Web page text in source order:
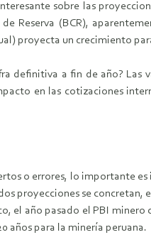
sobre las
Reserva (BCR),
proyecta un crecimiento
definitiva a fin de año?
en las cotizaciones
o errores, lo importante
proyecciones se
el año pasado el PBI minero
años para la minería peruana.